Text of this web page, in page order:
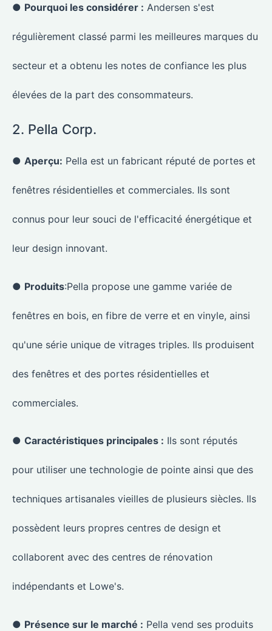
● Pourquoi les considérer : Andersen s'est
régulièrement classé parmi les meilleures marques du
secteur et a obtenu les notes de confiance les plus
élevées de la part des consommateurs.
2. Pella Corp.
● Aperçu: Pella est un fabricant réputé de portes et
fenêtres résidentielles et commerciales. Ils sont
connus pour leur souci de l'efficacité énergétique et
leur design innovant.
● Produits:Pella propose une gamme variée de
fenêtres en bois, en fibre de verre et en vinyle, ainsi
qu'une série unique de vitrages triples. Ils produisent
des fenêtres et des portes résidentielles et
commerciales.
● Caractéristiques principales : Ils sont réputés
pour utiliser une technologie de pointe ainsi que des
techniques artisanales vieilles de plusieurs siècles. Ils
possèdent leurs propres centres de design et
collaborent avec des centres de rénovation
indépendants et Lowe's.
● Présence sur le marché : Pella vend ses produits